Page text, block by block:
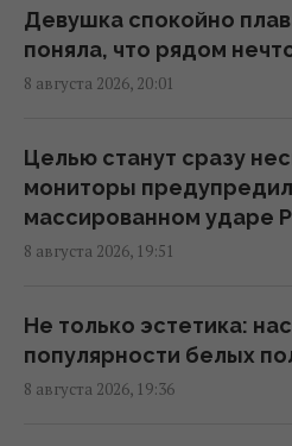
успешные
19:24 суббота, 08 августа 2026
конфискации
FAZ
19:19 суббота, 08 августа 2026
Starlink для ударов по
19:19 суббота, 08 августа 2026
Девушка спокойно
поняла, что рядом
8 августа 2026, 20:01
Целью станут сразу
мониторы
массированном ударе
8 августа 2026, 19:51
Не только эстетика:
популярности белых
8 августа 2026, 19:36